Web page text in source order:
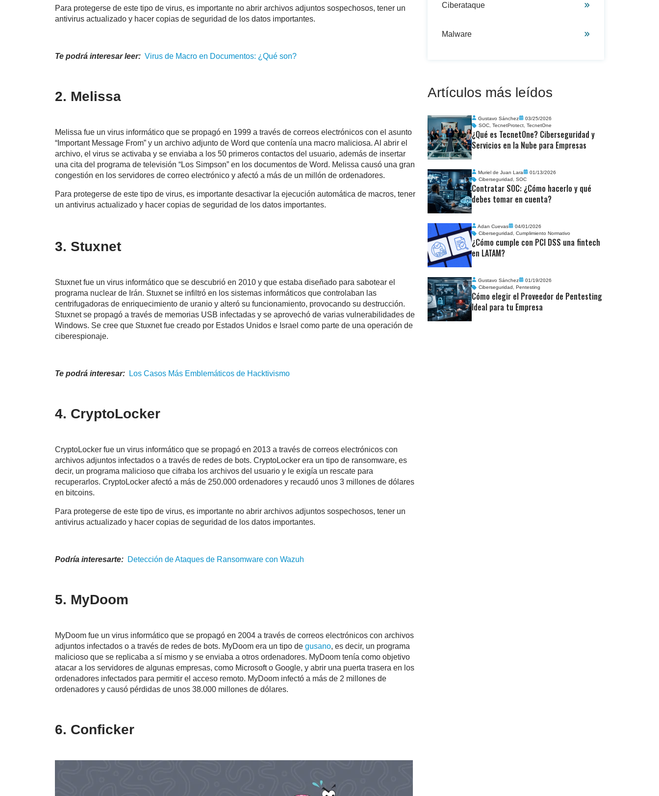
Para protegerse de este tipo de virus, es importante no abrir archivos adjuntos sospechosos, tener un
antivirus actualizado y hacer copias de seguridad de los datos importantes.
Te podrá interesar leer: Virus de Macro en Documentos: ¿Qué son?
2. Melissa
Melissa fue un virus informático que se propagó en 1999 a través de correos electrónicos con el asunto
“Important Message From” y un archivo adjunto de Word que contenía una macro maliciosa. Al abrir el
archivo, el virus se activaba y se enviaba a los 50 primeros contactos del usuario, además de insertar
una cita del programa de televisión “Los Simpson” en los documentos de Word. Melissa causó una gran
congestión en los servidores de correo electrónico y afectó a más de un millón de ordenadores.
Para protegerse de este tipo de virus, es importante desactivar la ejecución automática de macros, tener
un antivirus actualizado y hacer copias de seguridad de los datos importantes.
3. Stuxnet
Stuxnet fue un virus informático que se descubrió en 2010 y que estaba diseñado para sabotear el
programa nuclear de Irán. Stuxnet se infiltró en los sistemas informáticos que controlaban las
centrifugadoras de enriquecimiento de uranio y alteró su funcionamiento, provocando su destrucción.
Stuxnet se propagó a través de memorias USB infectadas y se aprovechó de varias vulnerabilidades de
Windows. Se cree que Stuxnet fue creado por Estados Unidos e Israel como parte de una operación de
ciberespionaje.
Te podrá interesar: Los Casos Más Emblemáticos de Hacktivismo
4. CryptoLocker
CryptoLocker fue un virus informático que se propagó en 2013 a través de correos electrónicos con
archivos adjuntos infectados o a través de redes de bots. CryptoLocker era un tipo de ransomware, es
decir, un programa malicioso que cifraba los archivos del usuario y le exigía un rescate para
recuperarlos. CryptoLocker afectó a más de 250.000 ordenadores y recaudó unos 3 millones de dólares
en bitcoins.
Para protegerse de este tipo de virus, es importante no abrir archivos adjuntos sospechosos, tener un
antivirus actualizado y hacer copias de seguridad de los datos importantes.
Podría interesarte: Detección de Ataques de Ransomware con Wazuh
5. MyDoom
MyDoom fue un virus informático que se propagó en 2004 a través de correos electrónicos con archivos
adjuntos infectados o a través de redes de bots. MyDoom era un tipo de gusano, es decir, un programa
malicioso que se replicaba a sí mismo y se enviaba a otros ordenadores. MyDoom tenía como objetivo
atacar a los servidores de algunas empresas, como Microsoft o Google, y abrir una puerta trasera en los
ordenadores infectados para permitir el acceso remoto. MyDoom infectó a más de 2 millones de
ordenadores y causó pérdidas de unos 38.000 millones de dólares.
6. Conficker
Ciberataque
Malware
Artículos más leídos
Gustavo Sánchez
03/25/2026
SOC, TecnetProtect, TecnetOne
¿Qué es TecnetOne? Ciberseguridad y
Servicios en la Nube para Empresas
Muriel de Juan Lara
01/13/2026
Ciberseguridad, SOC
Contratar SOC: ¿Cómo hacerlo y qué
debes tomar en cuenta?
Adan Cuevas
04/01/2026
Ciberseguridad, Cumplimiento Normativo
¿Cómo cumple con PCI DSS una fintech
en LATAM?
Gustavo Sánchez
01/19/2026
Ciberseguridad, Pentesting
Cómo elegir el Proveedor de Pentesting
Ideal para tu Empresa